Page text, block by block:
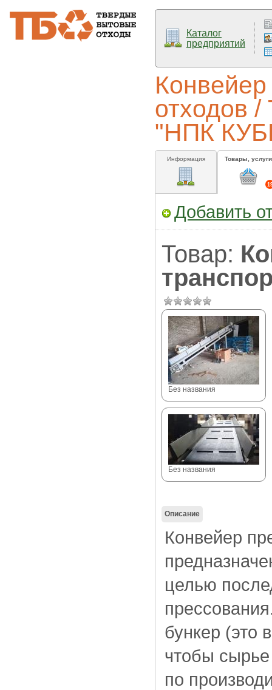
Каталог
предприятий
отходов
"НПК
Информация Товары, услуги
Добавить
Товар:
Без названия
Без названия
Описание
Конвейер
целью
бункер (это
чтобы
по